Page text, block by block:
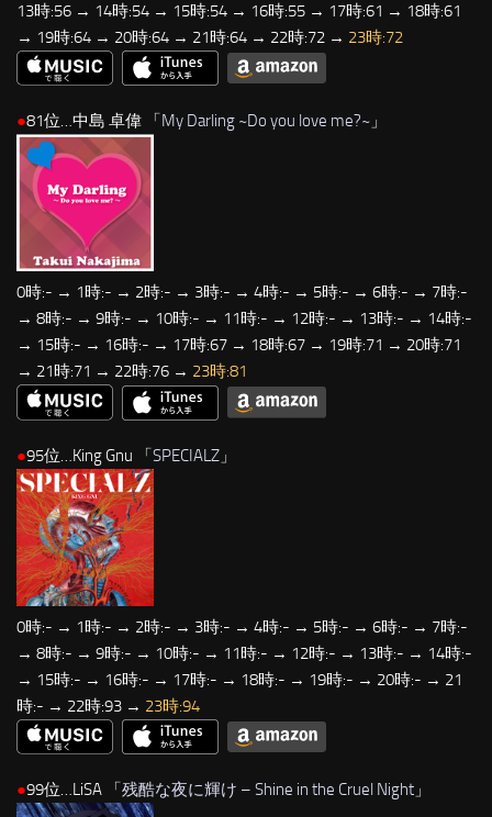
13時:56 → 14時:54 → 15時:54 → 16時:55 → 17時:61 → 18時:61
→ 19時:64 → 20時:64 → 21時:64 → 22時:72 → 23時:72
●81位…中島 卓偉 「 My Darling ~Do you love me?~ 」
0時:- → 1時:- → 2時:- → 3時:- → 4時:- → 5時:- → 6時:- → 7時:-
→ 8時:- → 9時:- → 10時:- → 11時:- → 12時:- → 13時:- → 14時:-
→ 15時:- → 16時:- → 17時:67 → 18時:67 → 19時:71 → 20時:71
→ 21時:71 → 22時:76 → 23時:81
●95位…King Gnu 「SPECIALZ 」
0時:- → 1時:- → 2時:- → 3時:- → 4時:- → 5時:- → 6時:- → 7時:-
→ 8時:- → 9時:- → 10時:- → 11時:- → 12時:- → 13時:- → 14時:-
→ 15時:- → 16時:- → 17時:- → 18時:- → 19時:- → 20時:- → 21
時:- → 22時:93 → 23時:94
●99位…LiSA 「残酷な夜に輝け – Shine in the Cruel Night 」